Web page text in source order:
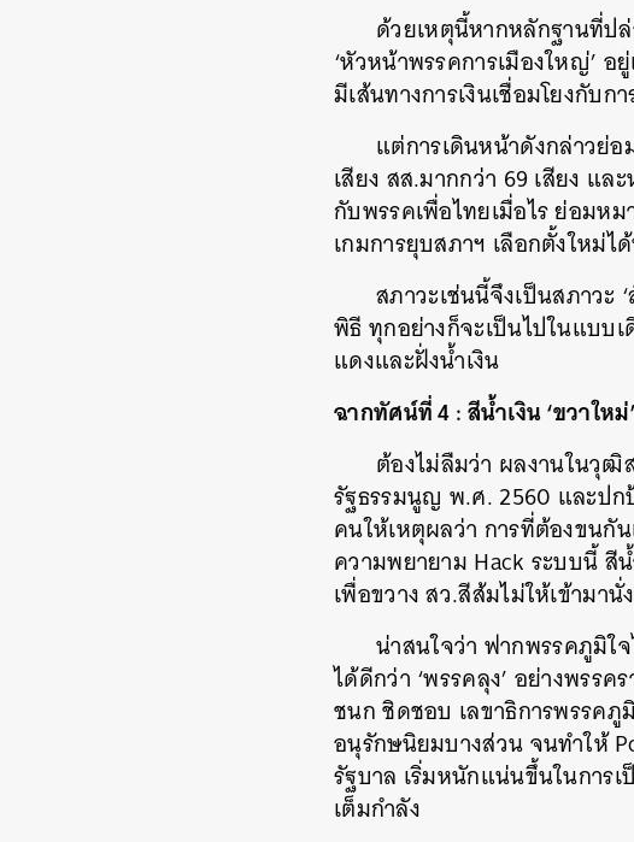
ด้วยเหตุนี้หากหลักฐานที่ป
‘หัวหน้าพรรคการเมืองใหญ่’ อ
มีเส้นทางการเงินเชื่อมโยงกับ
แต่การเดินหน้าดังกล่าวย่
เสียง สส.มากกว่า 69 เสียง แ
กับพรรคเพื่อไทยเมื่อไร ย่อมห
เกมการยุบสภาฯ เลือกตั้งใหม่ไ
สภาวะเช่นนี้จึงเป็นสภาวะ
พิธี ทุกอย่างก็จะเป็นไปในแบ
แดงและฝั่งน้ำเงิน
ฉากทัศน์ที่ 4 : สีน้ำเงิน ‘ขวาให
ต้องไม่ลืมว่า ผลงานในวุฒิ
รัฐธรรมนูญ พ.ศ. 2560 และปก
คนให้เหตุผลว่า การที่ต้องขนกั
ความพยายาม Hack ระบบนี้ สี
เพื่อขวาง สว.สีส้มไม่ให้เข้าม
น่าสนใจว่า ฟากพรรคภูมิใ
ได้ดีกว่า ‘พรรคลุง’ อย่างพรร
ชนก ชิดชอบ เลขาธิการพรรคภู
อนุรักษนิยมบางส่วน จนทำให้
รัฐบาล เริ่มหนักแน่นขึ้นในการ
เต็มกำลัง